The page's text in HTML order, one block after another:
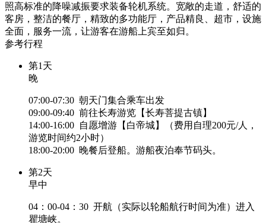
照高标准的降噪减振要求装备轮机系统。宽敞的走道，舒适的
客房，整洁的餐厅，精致的多功能厅，产品精良、超市，设施
全面，服务一流，让游客在游船上宾至如归。
参考行程
第1天
晚
07:00-07:30 朝天门集合乘车出发
09:00-09:40 前往长寿游览【长寿菩提古镇】
14:00-16:00 自愿增游【白帝城】（费用自理200元/人，
游览时间约2小时）
18:00-20:00 晚餐后登船。游船夜泊奉节码头。
第2天
早中
04：00-04：30 开航（实际以轮船航行时间为准）进入
瞿塘峡。